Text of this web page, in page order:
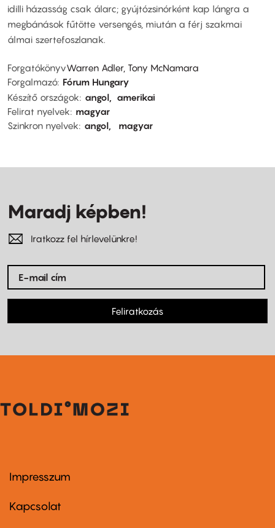
idilli házasság csak álarc; gyújtózsinórként kap lángra a
megbánások fűtötte versengés, miután a férj szakmai
álmai szertefoszlanak.
ForgatókönyvWarren Adler, Tony McNamara
Forgalmazó Fórum Hungary
Készítő országok
angol
amerikai
Felirat nyelvek
magyar
Szinkron nyelvek
angol magyar
Maradj képben!
Iratkozz fel hírlevelünkre!
Feliratkozás
Footer
first
Impresszum
Kapcsolat